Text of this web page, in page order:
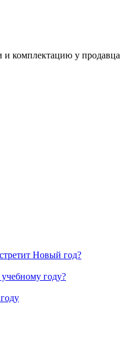
и комплектацию у продавца
Новый год?
году?